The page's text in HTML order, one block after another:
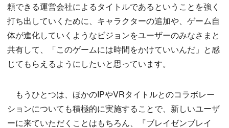
頼できる運営会社によるタイトルであるということを強く
打ち出していくために、キャラクターの追加や、ゲーム自
体が進化していくようなビジョンをユーザーのみなさまと
共有して、「このゲームには時間をかけていいんだ」と感
じてもらえるようにしたいと思っています。
もうひとつは、ほかのIPやVRタイトルとのコラボレー
ションについても積極的に実施することで、新しいユーザ
ーに来ていただくことはもちろん、『ブレイゼンブレイ